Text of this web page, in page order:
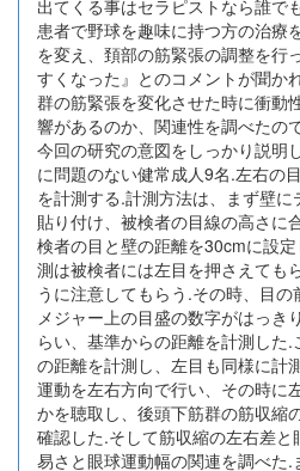
出てくる事はセラピストなら誰で
患者で野球を趣味に持つ方の治療
を変え、頚部の筋緊張の調整を行
すくなった』とのコメントが聞か
群の筋緊張を変化させた時に衝動
響があるのか、関連性を調べたの
今回の研究の意図をしっかり説明
に問題のない健常成人9名.左右の
を計測する.計測方法は、まず壁
貼り付け、被検者の目線の高さに
検者の目と壁の距離を30cmに設
測は被検者には左目を押さえても
うに注意してもらう.その時、目
メジャー上の目盛の数字がはっき
らい、基準からの距離を計測した
の距離を計測し、左目も同様に計
運動を左右方向で行い、その時に
かを聴取し、後頭下筋群の筋収縮
確認した.そして筋収縮の左右差
易さと眼球運動幅の関連を調べた